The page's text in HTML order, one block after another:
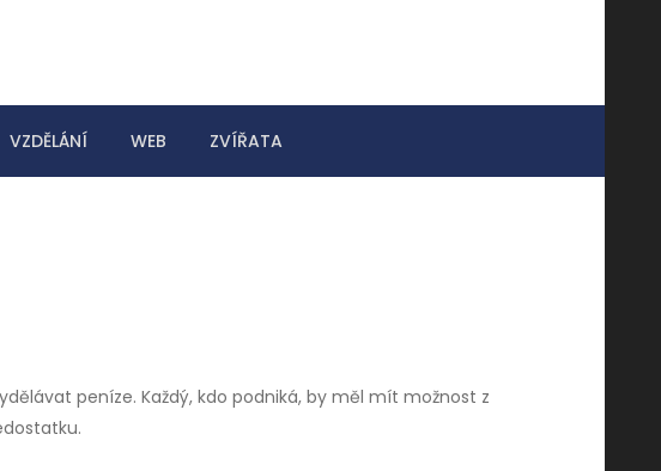
VZDĚLÁNÍ WEB ZVÍŘATA
peníze. Každý, kdo podniká, by měl mít možnost z